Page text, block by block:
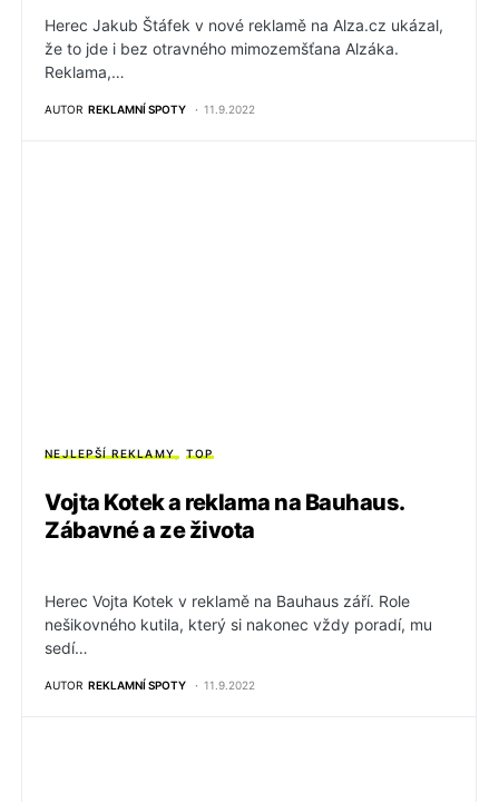
Herec Jakub Štáfek v nové reklamě na Alza.cz ukázal,
že to jde i bez otravného mimozemšťana Alzáka.
Reklama,…
AUTOR REKLAMNÍ SPOTY 11.9.2022
NEJLEPŠÍ REKLAMY TOP
Vojta Kotek a reklama na Bauhaus.
Zábavné a ze života
Herec Vojta Kotek v reklamě na Bauhaus září. Role
nešikovného kutila, který si nakonec vždy poradí, mu
sedí…
AUTOR REKLAMNÍ SPOTY 11.9.2022